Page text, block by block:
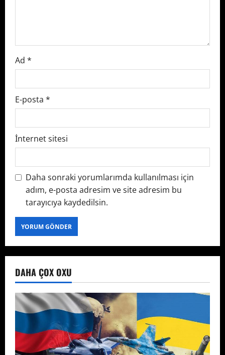
Ad *
E-posta *
İnternet sitesi
Daha sonraki yorumlarımda kullanılması için
adım, e-posta adresim ve site adresim bu
tarayıcıya kaydedilsin.
DAHA ÇOX OXU